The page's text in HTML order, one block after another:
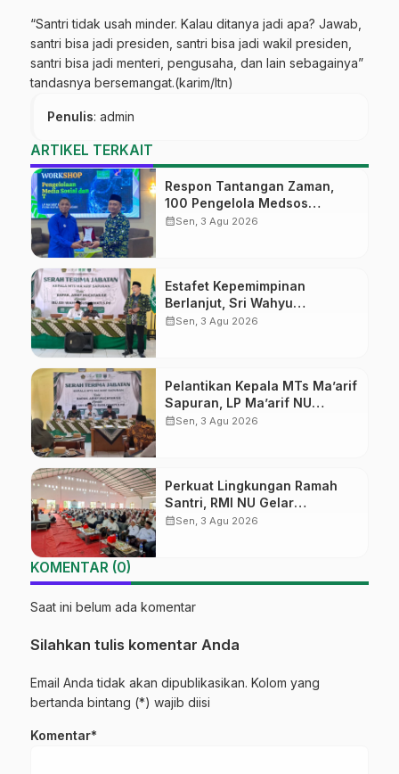
“Santri tidak usah minder. Kalau ditanya jadi apa? Jawab,
santri bisa jadi presiden, santri bisa jadi wakil presiden,
santri bisa jadi menteri, pengusaha, dan lain sebagainya”
tandasnya bersemangat.(karim/ltn)
Penulis: admin
ARTIKEL TERKAIT
Respon Tantangan Zaman,
100 Pengelola Medsos
Sekolah Ma’arif Pekalongan
calendar_monthSen, 3 Agu 2026
Estafet Kepemimpinan
Berlanjut, Sri Wahyu
Susilowati Resmi Pimpin MTs
calendar_monthSen, 3 Agu 2026
Pelantikan Kepala MTs Ma’arif
Sapuran, LP Ma’arif NU
Wonosobo Tekankan Lima
calendar_monthSen, 3 Agu 2026
Perkuat Lingkungan Ramah
Santri, RMI NU Gelar
‘Sambang Pesantren’ di Pati
calendar_monthSen, 3 Agu 2026
KOMENTAR (0)
Saat ini belum ada komentar
Silahkan tulis komentar Anda
Email Anda tidak akan dipublikasikan. Kolom yang
bertanda bintang (*) wajib diisi
Komentar*